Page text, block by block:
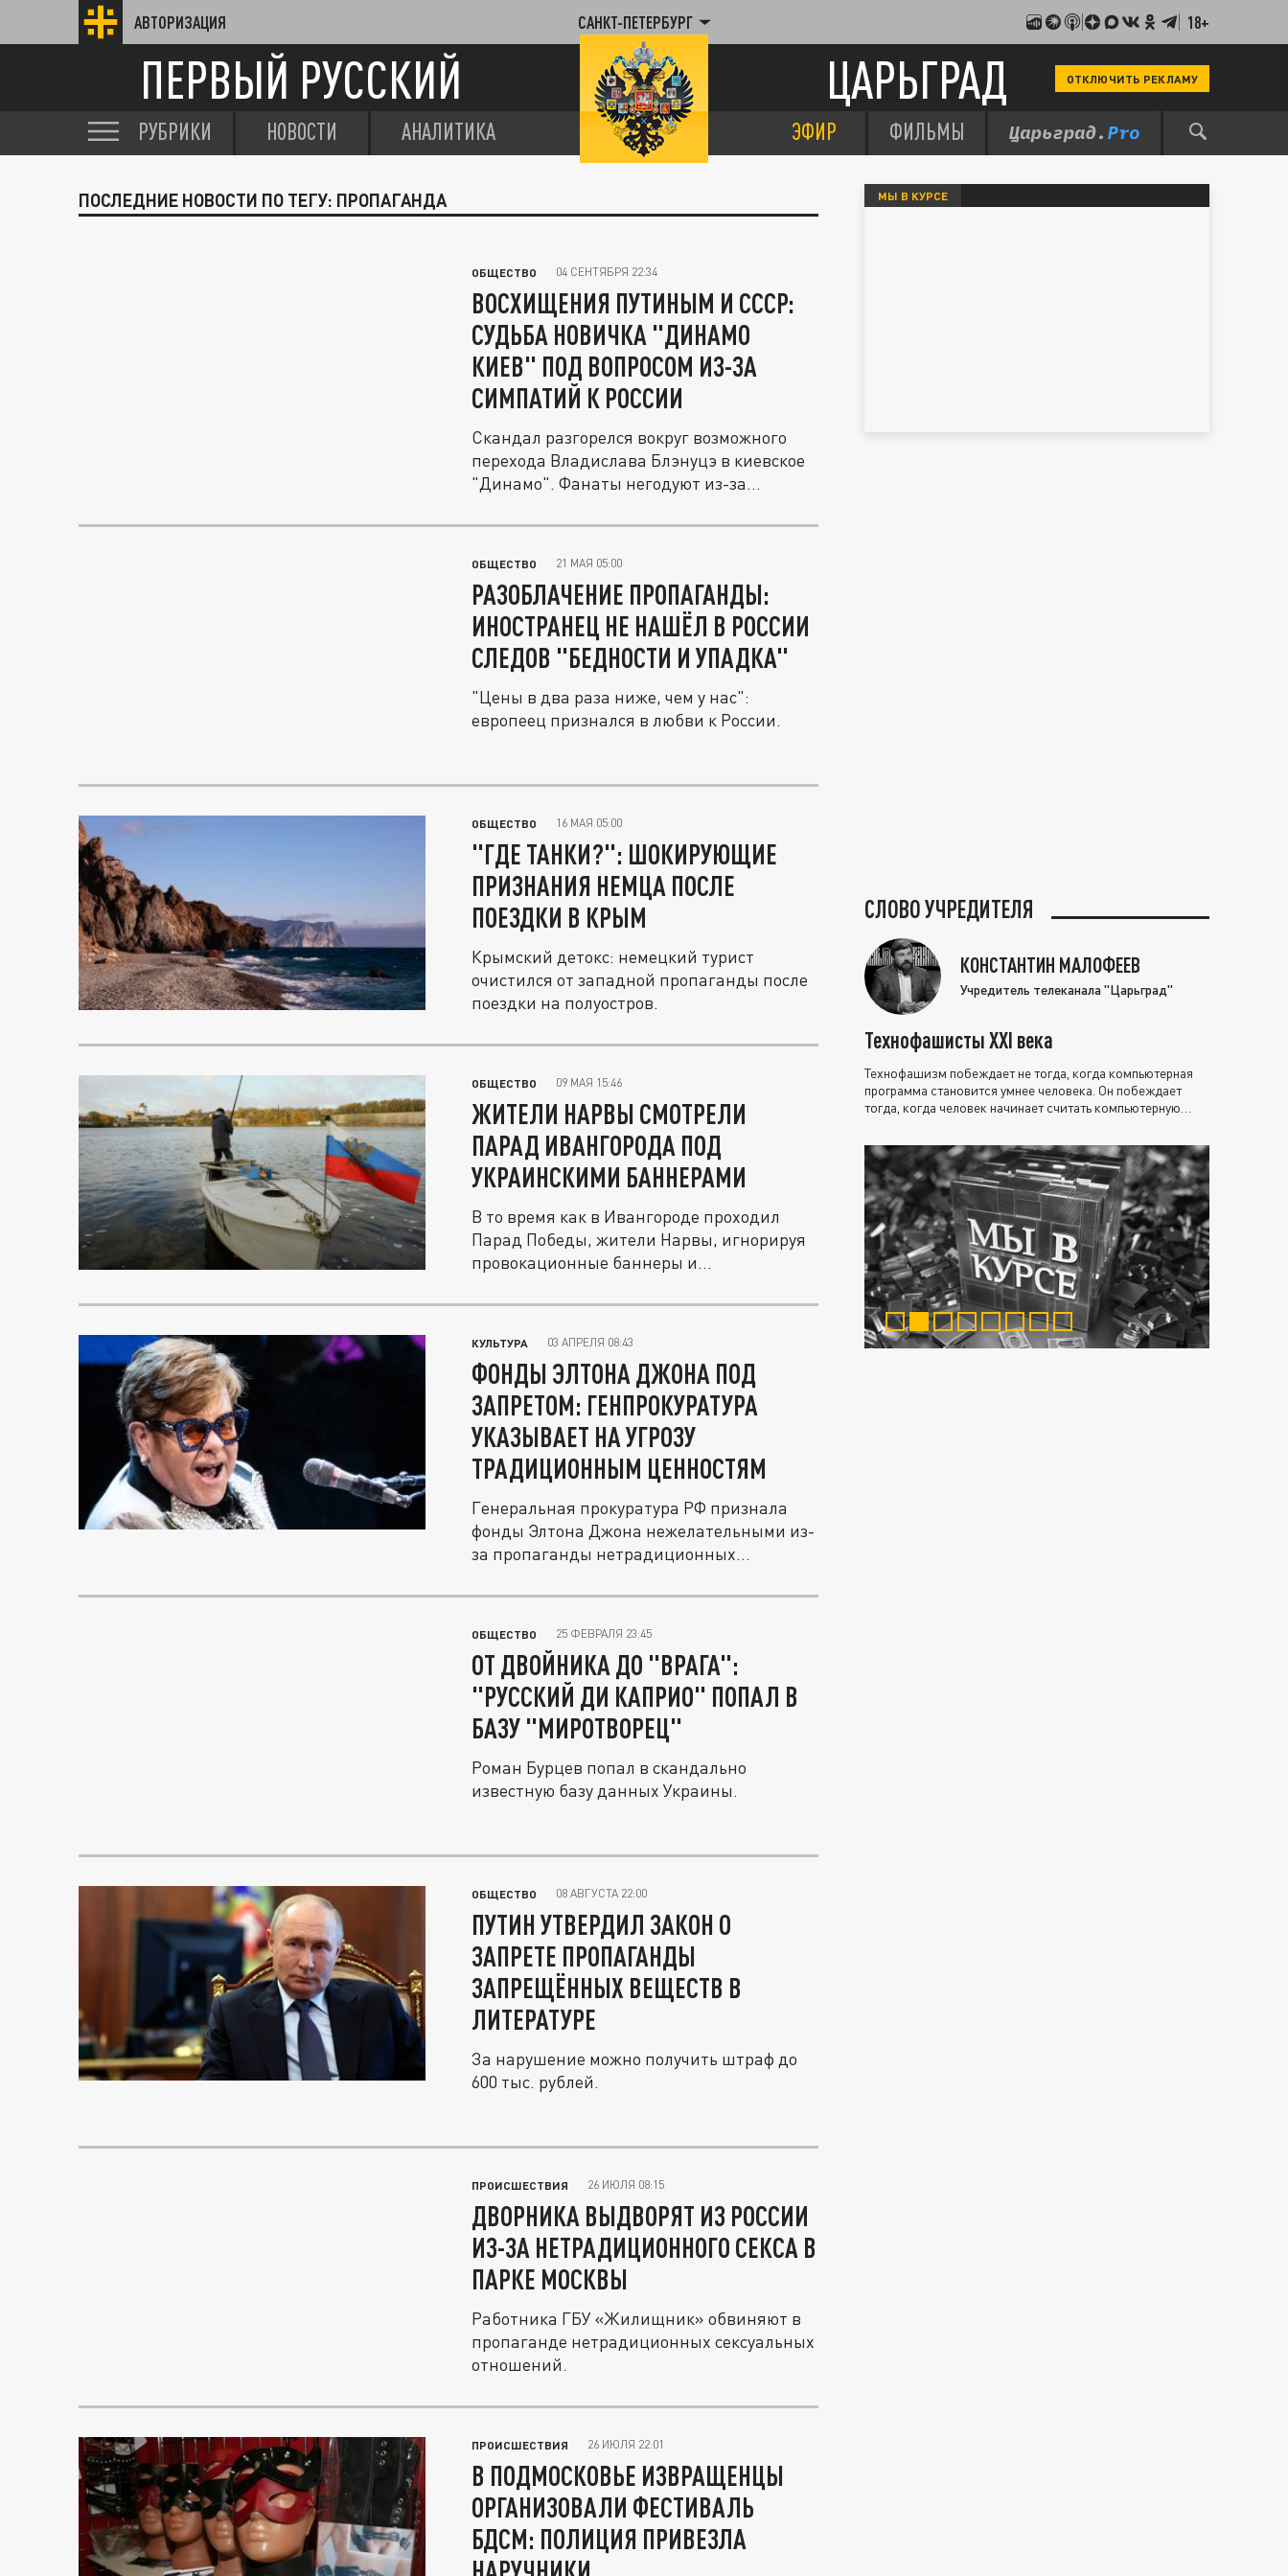
АВТОРИЗАЦИЯ САНКТ-ПЕТЕРБУРГ 18+
ПЕРВЫЙ РУССКИЙ ЦАРЬГРАД ОТКЛЮЧИТЬ РЕКЛАМУ
РУБРИКИ НОВОСТИ АНАЛИТИКА ЭФИР ФИЛЬМЫ
ПОСЛЕДНИЕ НОВОСТИ ПО ТЕГУ: ПРОПАГАНДА
ОБЩЕСТВО 04 СЕНТЯБРЯ 22:34
ВОСХИЩЕНИЯ ПУТИНЫМ И СССР:
СУДЬБА НОВИЧКА "ДИНАМО
КИЕВ" ПОД ВОПРОСОМ ИЗ-ЗА
СИМПАТИЙ К РОССИИ
Скандал разгорелся вокруг возможного
перехода Владислава Блэнуцэ в киевское
"Динамо". Фанаты негодуют из-за...
ОБЩЕСТВО 21 МАЯ 05:00
РАЗОБЛАЧЕНИЕ ПРОПАГАНДЫ:
ИНОСТРАНЕЦ НЕ НАШЁЛ В РОССИИ
СЛЕДОВ "БЕДНОСТИ И УПАДКА"
"Цены в два раза ниже, чем у нас":
европеец признался в любви к России.
ОБЩЕСТВО 16 МАЯ 05:00
"ГДЕ ТАНКИ?": ШОКИРУЮЩИЕ
ПРИЗНАНИЯ НЕМЦА ПОСЛЕ
ПОЕЗДКИ В КРЫМ
Крымский детокс: немецкий турист
очистился от западной пропаганды после
поездки на полуостров.
ОБЩЕСТВО 09 МАЯ 15:46
ЖИТЕЛИ НАРВЫ СМОТРЕЛИ
ПАРАД ИВАНГОРОДА ПОД
УКРАИНСКИМИ БАННЕРАМИ
В то время как в Ивангороде проходил
Парад Победы, жители Нарвы, игнорируя
провокационные баннеры и...
КУЛЬТУРА 03 АПРЕЛЯ 08:43
ФОНДЫ ЭЛТОНА ДЖОНА ПОД
ЗАПРЕТОМ: ГЕНПРОКУРАТУРА
УКАЗЫВАЕТ НА УГРОЗУ
ТРАДИЦИОННЫМ ЦЕННОСТЯМ
Генеральная прокуратура РФ признала
фонды Элтона Джона нежелательными из-
за пропаганды нетрадиционных...
ОБЩЕСТВО 25 ФЕВРАЛЯ 23:45
ОТ ДВОЙНИКА ДО "ВРАГА":
"РУССКИЙ ДИ КАПРИО" ПОПАЛ В
БАЗУ "МИРОТВОРЕЦ"
Роман Бурцев попал в скандально
известную базу данных Украины.
ОБЩЕСТВО 08 АВГУСТА 22:00
ПУТИН УТВЕРДИЛ ЗАКОН О
ЗАПРЕТЕ ПРОПАГАНДЫ
ЗАПРЕЩЁННЫХ ВЕЩЕСТВ В
ЛИТЕРАТУРЕ
За нарушение можно получить штраф до
600 тыс. рублей.
ПРОИСШЕСТВИЯ 26 ИЮЛЯ 08:15
ДВОРНИКА ВЫДВОРЯТ ИЗ РОССИИ
ИЗ-ЗА НЕТРАДИЦИОННОГО СЕКСА В
ПАРКЕ МОСКВЫ
Работника ГБУ «Жилищник» обвиняют в
пропаганде нетрадиционных сексуальных
отношений.
ПРОИСШЕСТВИЯ 26 ИЮЛЯ 22:01
В ПОДМОСКОВЬЕ ИЗВРАЩЕНЦЫ
ОРГАНИЗОВАЛИ ФЕСТИВАЛЬ
БДСМ: ПОЛИЦИЯ ПРИВЕЗЛА
МЫ В КУРСЕ
СЛОВО УЧРЕДИТЕЛЯ
КОНСТАНТИН МАЛОФЕЕВ
Учредитель телеканала "Царьград"
Технофашисты XXI века
Технофашизм побеждает не тогда, когда компьютерная
программа становится умнее человека. Он побеждает
тогда, когда человек начинает считать компьютерную